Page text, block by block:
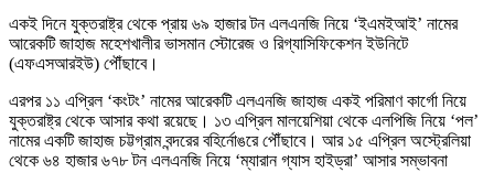
একই দিনে যুক্তরাষ্ট্র থেকে প্রায় ৬৯ হাজার টন এলএনজি নিয়ে ‘ইএমইআই’ নামের
আরেকটি জাহাজ মহেশখালীর ভাসমান স্টোরেজ ও রিগ্যাসিফিকেশন ইউনিটে
(এফএসআরইউ) পৌঁছাবে।
এরপর ১১ এপ্রিল ‘কংটং’ নামের আরেকটি এলএনজি জাহাজ একই পরিমাণ কার্গো নিয়ে
যুক্তরাষ্ট্র থেকে আসার কথা রয়েছে। ১৩ এপ্রিল মালয়েশিয়া থেকে এলপিজি নিয়ে ‘পল’
নামের একটি জাহাজ চট্টগ্রাম বন্দরের বহির্নোঙরে পৌঁছাবে। আর ১৫ এপ্রিল অস্ট্রেলিয়া
থেকে ৬৪ হাজার ৬৭৮ টন এলএনজি নিয়ে ‘ম্যারান গ্যাস হাইড্রা’ আসার সম্ভাবনা